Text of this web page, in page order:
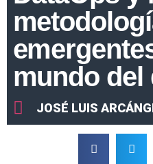
mundo del
JOSÉ LUIS